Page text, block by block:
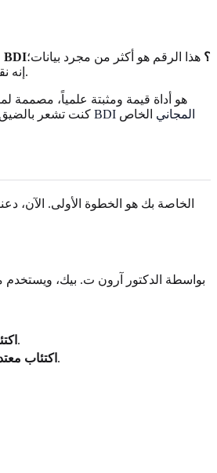
ماذا تخبرني نتائج اختبار BDI؟ هذا الرقم هو أكثر من مجرد بيانات؛
إنه نقطة انطلاق، ورؤية شخصية يمكن أن تدعم رحلتك نحو العافية. هذا الدليل هنا لمساعدتك على فهم نتائجك وتمكينك بخطوات واضحة وقابلة للتنفيذ في طريقك نحو العافية.
كنت تشعر بالضيق
اختبار BDI المجاني الخاص
14- تشير هذه النتيجة إلى وجود أعراض اكتئاب خفيفة. في حين أنها قد لا تؤثر بشكل كبير على حياتك اليومية، إلا أنها ملحوظة ويمكن أن تسبب ضائقة.
20-28: اكتئاب تشير النتائج في هذه الفئة إلى أن أعراض الاكتئاب أكثر وضوحاً ومن المحتمل أن تتداخل مع أنشطتك اليومية، مثل العمل أو المدرسة أو الحياة الاجتماعية.